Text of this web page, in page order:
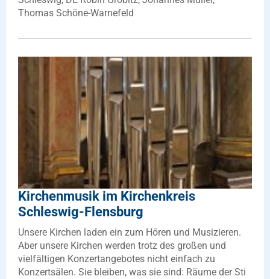
Thomas Schöne-Warnefeld
Kirchenmusik im Kirchenkreis
Schleswig-Flensburg
Unsere Kirchen laden ein zum Hören und Musizieren.
Aber unsere Kirchen werden trotz des großen und
vielfältigen Konzertangebotes nicht einfach zu
Konzertsälen. Sie bleiben, was sie sind: Räume der Sti